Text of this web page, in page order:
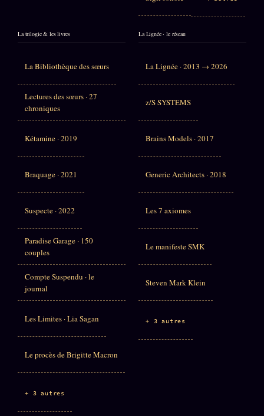
La trilogie & les livres
La Bibliothèque des sœurs
Lectures des sœurs · 27
chroniques
Kétamine · 2019
Braquage · 2021
Suspecte · 2022
Paradise Garage · 150
couples
Compte Suspendu · le
journal
Les Limites · Lia Sagan
Le procès de Brigitte Macron
+ 3 autres
La Lignée · le réseau
La Lignée · 2013 → 2026
z/S SYSTEMS
Brains Models · 2017
Generic Architects · 2018
Les 7 axiomes
Le manifeste SMK
Steven Mark Klein
+ 3 autres